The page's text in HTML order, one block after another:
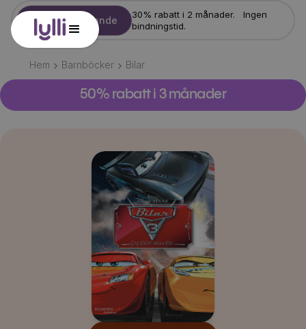
Starta erbjudande
30% rabatt i 2 månader. Ingen
bindningstid.
Hem Barnböcker Bilar
50% rabatt i 3 månader